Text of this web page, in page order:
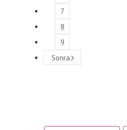
7
8
9
Sonra